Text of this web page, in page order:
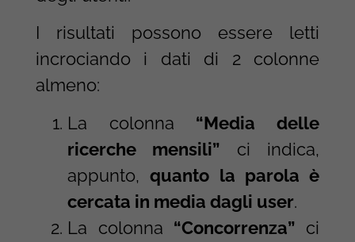
I risultati possono essere letti
incrociando i dati di 2 colonne
almeno:
La colonna “Media delle
ricerche mensili” ci indica,
appunto,quanto la parola è
cercata in media dagli user.
La colonna “Concorrenza” ci